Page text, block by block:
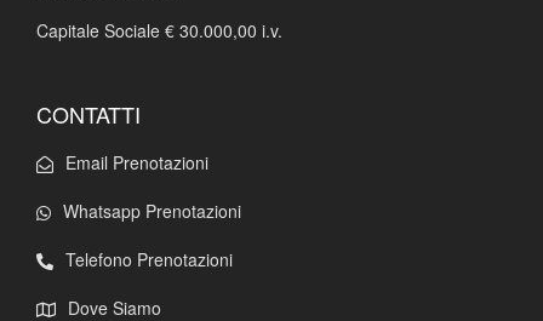
Capitale Sociale € 30.000,00 i.v.
CONTATTI
Email Prenotazioni
Whatsapp Prenotazioni
Telefono Prenotazioni
Dove Siamo